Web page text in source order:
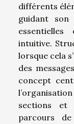
différents
guidant
intuitive.
lorsque cela
des
concept
sections et
parcours